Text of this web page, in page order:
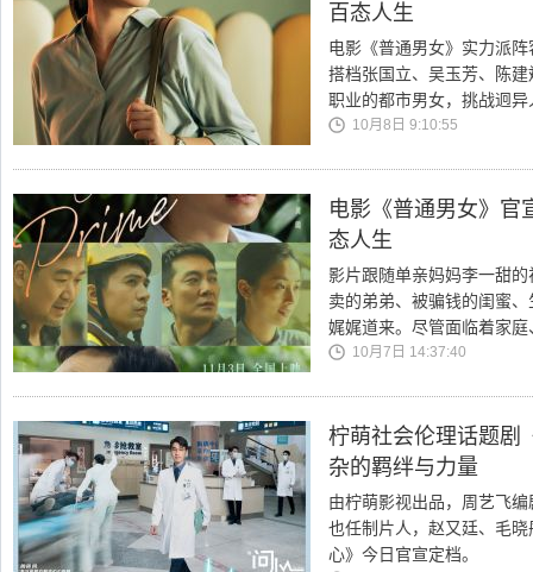
百态人生
电影《普通男女》实力派
搭档张国立、吴玉芳、陈
职业的都市男女，挑战迥
10月8日 9:10:55
电影《普通男女》官
态人生
影片跟随单亲妈妈李一甜
卖的弟弟、被骗钱的闺蜜
娓娓道来。尽管面临着家
10月7日 14:37:40
柠萌社会伦理话题剧
杂的羁绊与力量
由柠萌影视出品，周艺飞
也任制片人，赵又廷、毛
心》今日官宣定档。